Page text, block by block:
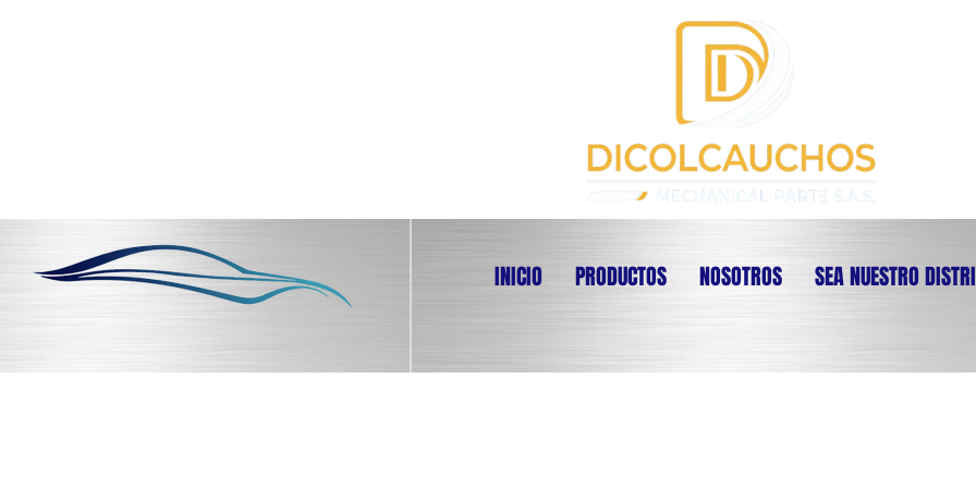
INICIO PRODUCTOS NOSOTROS SEA NUESTRO